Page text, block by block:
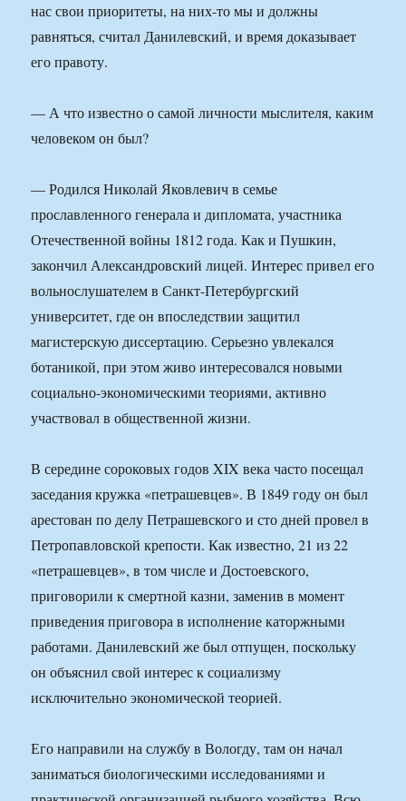
нас свои приоритеты, на них-то мы и должны
равняться, считал Данилевский, и время доказывает
его правоту.
— А что известно о самой личности мыслителя, каким
человеком он был?
— Родился Николай Яковлевич в семье
прославленного генерала и дипломата, участника
Отечественной войны 1812 года. Как и Пушкин,
закончил Александровский лицей. Интерес привел его
вольнослушателем в Санкт-Петербургский
университет, где он впоследствии защитил
магистерскую диссертацию. Серьезно увлекался
ботаникой, при этом живо интересовался новыми
социально-экономическими теориями, активно
участвовал в общественной жизни.
В середине сороковых годов XIX века часто посещал
заседания кружка «петрашевцев». В 1849 году он был
арестован по делу Петрашевского и сто дней провел в
Петропавловской крепости. Как известно, 21 из 22
«петрашевцев», в том числе и Достоевского,
приговорили к смертной казни, заменив в момент
приведения приговора в исполнение каторжными
работами. Данилевский же был отпущен, поскольку
он объяснил свой интерес к социализму
исключительно экономической теорией.
Его направили на службу в Вологду, там он начал
заниматься биологическими исследованиями и